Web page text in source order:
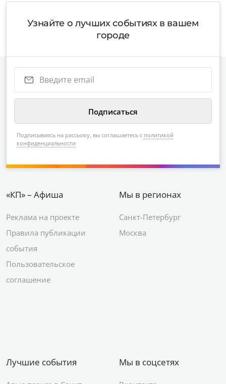
Узнайте о лучших событиях в вашем
городе
Подписываясь на рассылку, вы соглашаетесь с политикой
конфиденциальности
«КП» – Афиша
Реклама на проекте
Правила публикации
события
Пользовательское
соглашение
Мы в регионах
Санкт-Петербург
Москва
Лучшие события Мы в соцсетях